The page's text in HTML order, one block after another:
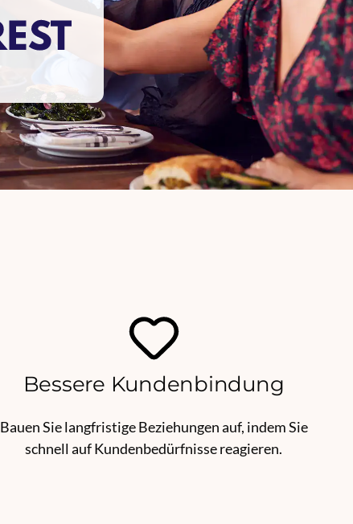
Bessere Kundenbindung
Bauen Sie langfristige Beziehungen auf, indem Sie
schnell auf Kundenbedürfnisse reagieren.